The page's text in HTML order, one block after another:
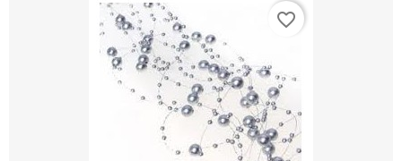
favorite_border